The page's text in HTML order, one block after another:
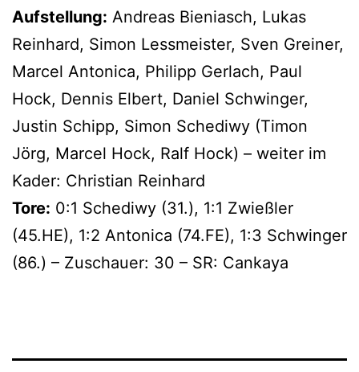
Aufstellung: Andreas Bieniasch, Lukas
Reinhard, Simon Lessmeister, Sven Greiner,
Marcel Antonica, Philipp Gerlach, Paul
Hock, Dennis Elbert, Daniel Schwinger,
Justin Schipp, Simon Schediwy (Timon
Jörg, Marcel Hock, Ralf Hock) – weiter im
Kader: Christian Reinhard
Tore: 0:1 Schediwy (31.), 1:1 Zwießler
(45.HE), 1:2 Antonica (74.FE), 1:3 Schwinger
(86.) – Zuschauer: 30 – SR: Cankaya